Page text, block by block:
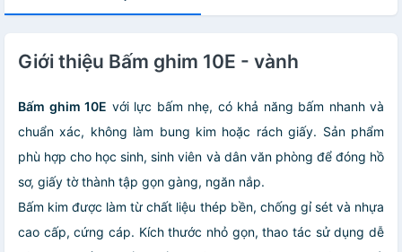
Giới thiệu Bấm ghim 10E - vành
Bấm ghim 10E với lực bấm nhẹ, có khả năng bấm nhanh và
chuẩn xác, không làm bung kim hoặc rách giấy. Sản phẩm
phù hợp cho học sinh, sinh viên và dân văn phòng để đóng hồ
sơ, giấy tờ thành tập gọn gàng, ngăn nắp.
Bấm kim được làm từ chất liệu thép bền, chống gỉ sét và nhựa
cao cấp, cứng cáp. Kích thước nhỏ gọn, thao tác sử dụng dễ